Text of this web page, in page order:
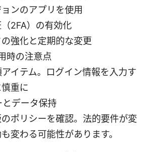
ンのアプリを使用
2FA）の有効化
強化と定期的な変更
時の注意点
イテム。ログイン情報を入力す
重に
とデータ保持
ポリシーを確認。法的要件が変
変わる可能性があります。